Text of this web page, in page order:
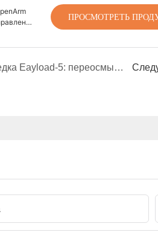
ПРОСМОТРЕТЬ
Грузовая лебедка Eayload-5: переосмысление воздушной логистики для DJI Matrice 400